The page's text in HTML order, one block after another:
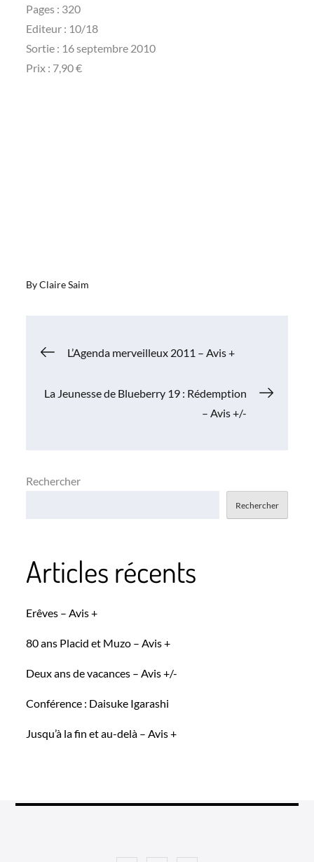
Pages : 320
Editeur : 10/18
Sortie : 16 septembre 2010
Prix : 7,90 €
ByClaire Saim
Navigation
de
L’Agenda merveilleux 2011 – Avis +
La Jeunesse de Blueberry 19 : Rédemption
– Avis +/-
Rechercher
Rechercher
Articles récents
Erêves – Avis +
80 ans Placid et Muzo – Avis +
Deux ans de vacances – Avis +/-
Conférence : Daisuke Igarashi
Jusqu’à la fin et au-delà – Avis +